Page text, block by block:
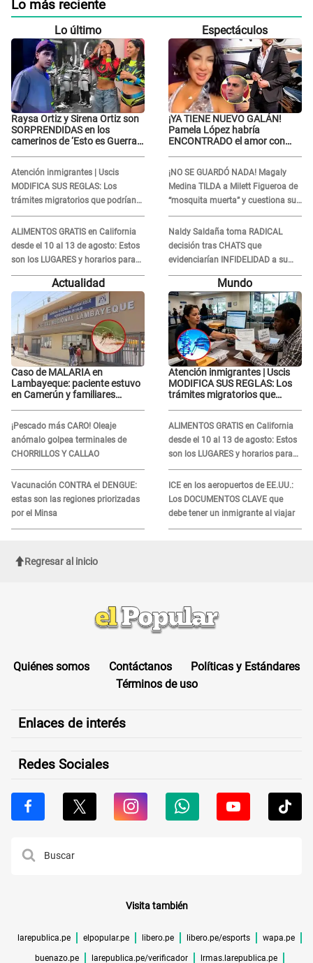
Lo más reciente
Lo último
Raysa Ortiz y Sirena Ortiz son
SORPRENDIDAS en los
camerinos de ‘Esto es Guerra’
Gabriel Moisés: “Gracias”
Atención inmigrantes | Uscis
MODIFICA SUS REGLAS: Los
trámites migratorios que podrían
necesitar tu prueba de ADN
ALIMENTOS GRATIS en California
desde el 10 al 13 de agosto: Estos
son los LUGARES y horarios para
recibir la ayuda
Espectáculos
¡YA TIENE NUEVO GALÁN!
Pamela López habría
ENCONTRADO el amor con
la ECHA en VIVO
¡NO SE GUARDÓ NADA! Magaly
Medina TILDA a Milett Figueroa de
“mosquita muerta” y cuestiona su
RECONCILIACIÓN con Marcelo
Tinelli en TV argentina
Naldy Saldaña toma RADICAL
decisión tras CHATS que
evidenciarían INFIDELIDAD a su
novio con animador de 'La Bella
Luz': "Un día..."
Actualidad
Caso de MALARIA en
Lambayeque: paciente estuvo
en Camerún y familiares
¡Pescado más CARO! Oleaje
anómalo golpea terminales de
CHORRILLOS Y CALLAO
Vacunación CONTRA el DENGUE:
estas son las regiones priorizadas
por el Minsa
Mundo
Atención inmigrantes | Uscis
MODIFICA SUS REGLAS: Los
trámites migratorios que
ALIMENTOS GRATIS en California
desde el 10 al 13 de agosto: Estos
son los LUGARES y horarios para
recibir la ayuda
ICE en los aeropuertos de EE.UU.:
Los DOCUMENTOS CLAVE que
debe tener un inmigrante al viajar
Regresar al inicio
Quiénes somos Contáctanos
Políticas y Estándares
Términos de uso
Enlaces de interés
Redes Sociales
Visita también
larepublica.pe elpopular.pe libero.pe libero.pe/esports wapa.pe
buenazo.pe larepublica.pe/verificador lrmas.larepublica.pe